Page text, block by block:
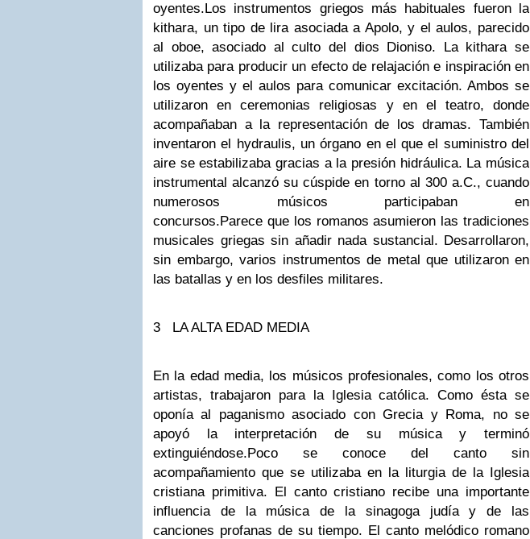
oyentes.Los instrumentos griegos más habituales fueron la
kithara, un tipo de lira asociada a Apolo, y el aulos, parecido
al oboe, asociado al culto del dios Dioniso. La kithara se
utilizaba para producir un efecto de relajación e inspiración en
los oyentes y el aulos para comunicar excitación. Ambos se
utilizaron en ceremonias religiosas y en el teatro, donde
acompañaban a la representación de los dramas. También
inventaron el hydraulis, un órgano en el que el suministro del
aire se estabilizaba gracias a la presión hidráulica. La música
instrumental alcanzó su cúspide en torno al 300 a.C., cuando
numerosos músicos participaban en
concursos.Parece que los romanos asumieron las tradiciones
musicales griegas sin añadir nada sustancial. Desarrollaron,
sin embargo, varios instrumentos de metal que utilizaron en
las batallas y en los desfiles militares.
3 LA ALTA EDAD MEDIA
En la edad media, los músicos profesionales, como los otros
artistas, trabajaron para la Iglesia católica. Como ésta se
oponía al paganismo asociado con Grecia y Roma, no se
apoyó la interpretación de su música y terminó
extinguiéndose.Poco se conoce del canto sin
acompañamiento que se utilizaba en la liturgia de la Iglesia
cristiana primitiva. El canto cristiano recibe una importante
influencia de la música de la sinagoga judía y de las
canciones profanas de su tiempo. El canto melódico romano